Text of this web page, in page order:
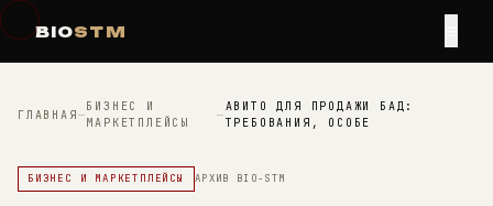
BIOSTM
ГЛАВНАЯ—
БИЗНЕС И
МАРКЕТПЛЕЙСЫ
—
АВИТО ДЛЯ ПРОДАЖИ БАД:
ТРЕБОВАНИЯ, ОСОБЕ
БИЗНЕС И МАРКЕТПЛЕЙСЫ АРХИВ BIO-STM